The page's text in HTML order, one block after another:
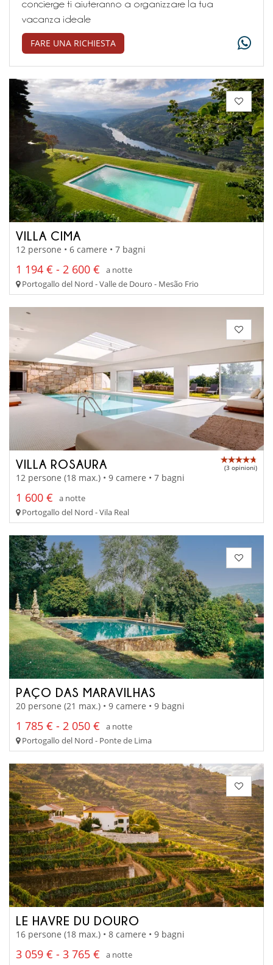
concierge ti aiuteranno a organizzare la tua
vacanza ideale
FARE UNA RICHIESTA
VILLA CIMA
12 persone • 6 camere • 7 bagni
1 194 € - 2 600 €
a notte
Portogallo del Nord - Valle de Douro - Mesão Frio
VILLA ROSAURA (3 opinioni)
12 persone (18 max.) • 9 camere • 7 bagni
1 600 €
a notte
Portogallo del Nord - Vila Real
PAÇO DAS MARAVILHAS
20 persone (21 max.) • 9 camere • 9 bagni
1 785 € - 2 050 €
a notte
Portogallo del Nord - Ponte de Lima
LE HAVRE DU DOURO
16 persone (18 max.) • 8 camere • 9 bagni
3 059 € - 3 765 €
a notte